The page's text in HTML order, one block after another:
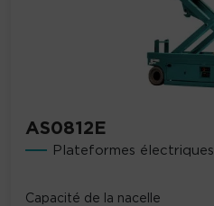
AS0812E
Plateformes électriques
Capacité de la nacelle